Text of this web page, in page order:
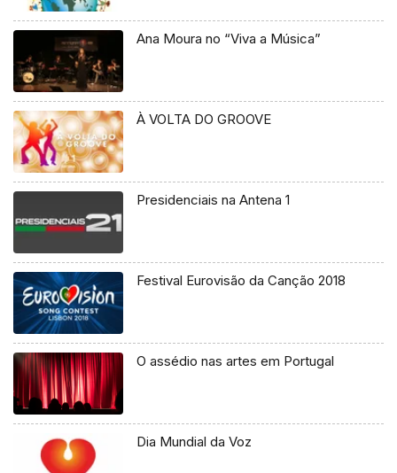
Ana Moura no “Viva a Música”
À VOLTA DO GROOVE
Presidenciais na Antena 1
Festival Eurovisão da Canção 2018
O assédio nas artes em Portugal
Dia Mundial da Voz